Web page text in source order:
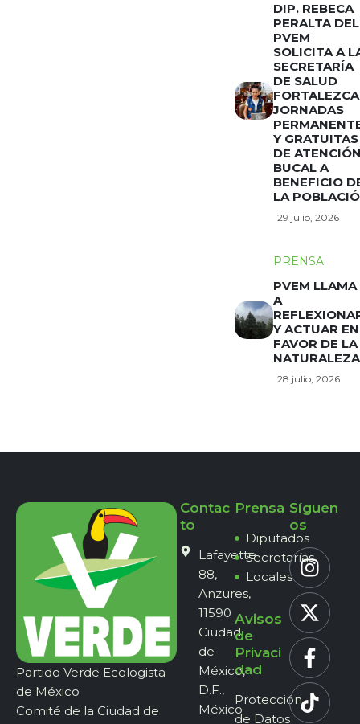
DIP. REBECA
PERALTA DEL
PVEM
SOLICITA A
SECRETARÍA
DE SALUD
FORTALEZCA
JORNADAS
Y GRATUITAS
DE
BUCAL A
BENEFICIO
LA
29 julio, 2026
PRENSA
PVEM LLAMA
A
Y ACTUAR EN
FAVOR DE LA
NATURALEZA
28 julio, 2026
Partido Verde Ecologista
de México
Comité de la Ciudad de
Contac
to
Lafayette
88,
Anzures,
11590
Ciudad
de
México,
D.F.,
México
Prensa
Diputados
Secretarías
Locales
Avisos
de
Privaci
dad
Protección
de Datos
Síguen
os